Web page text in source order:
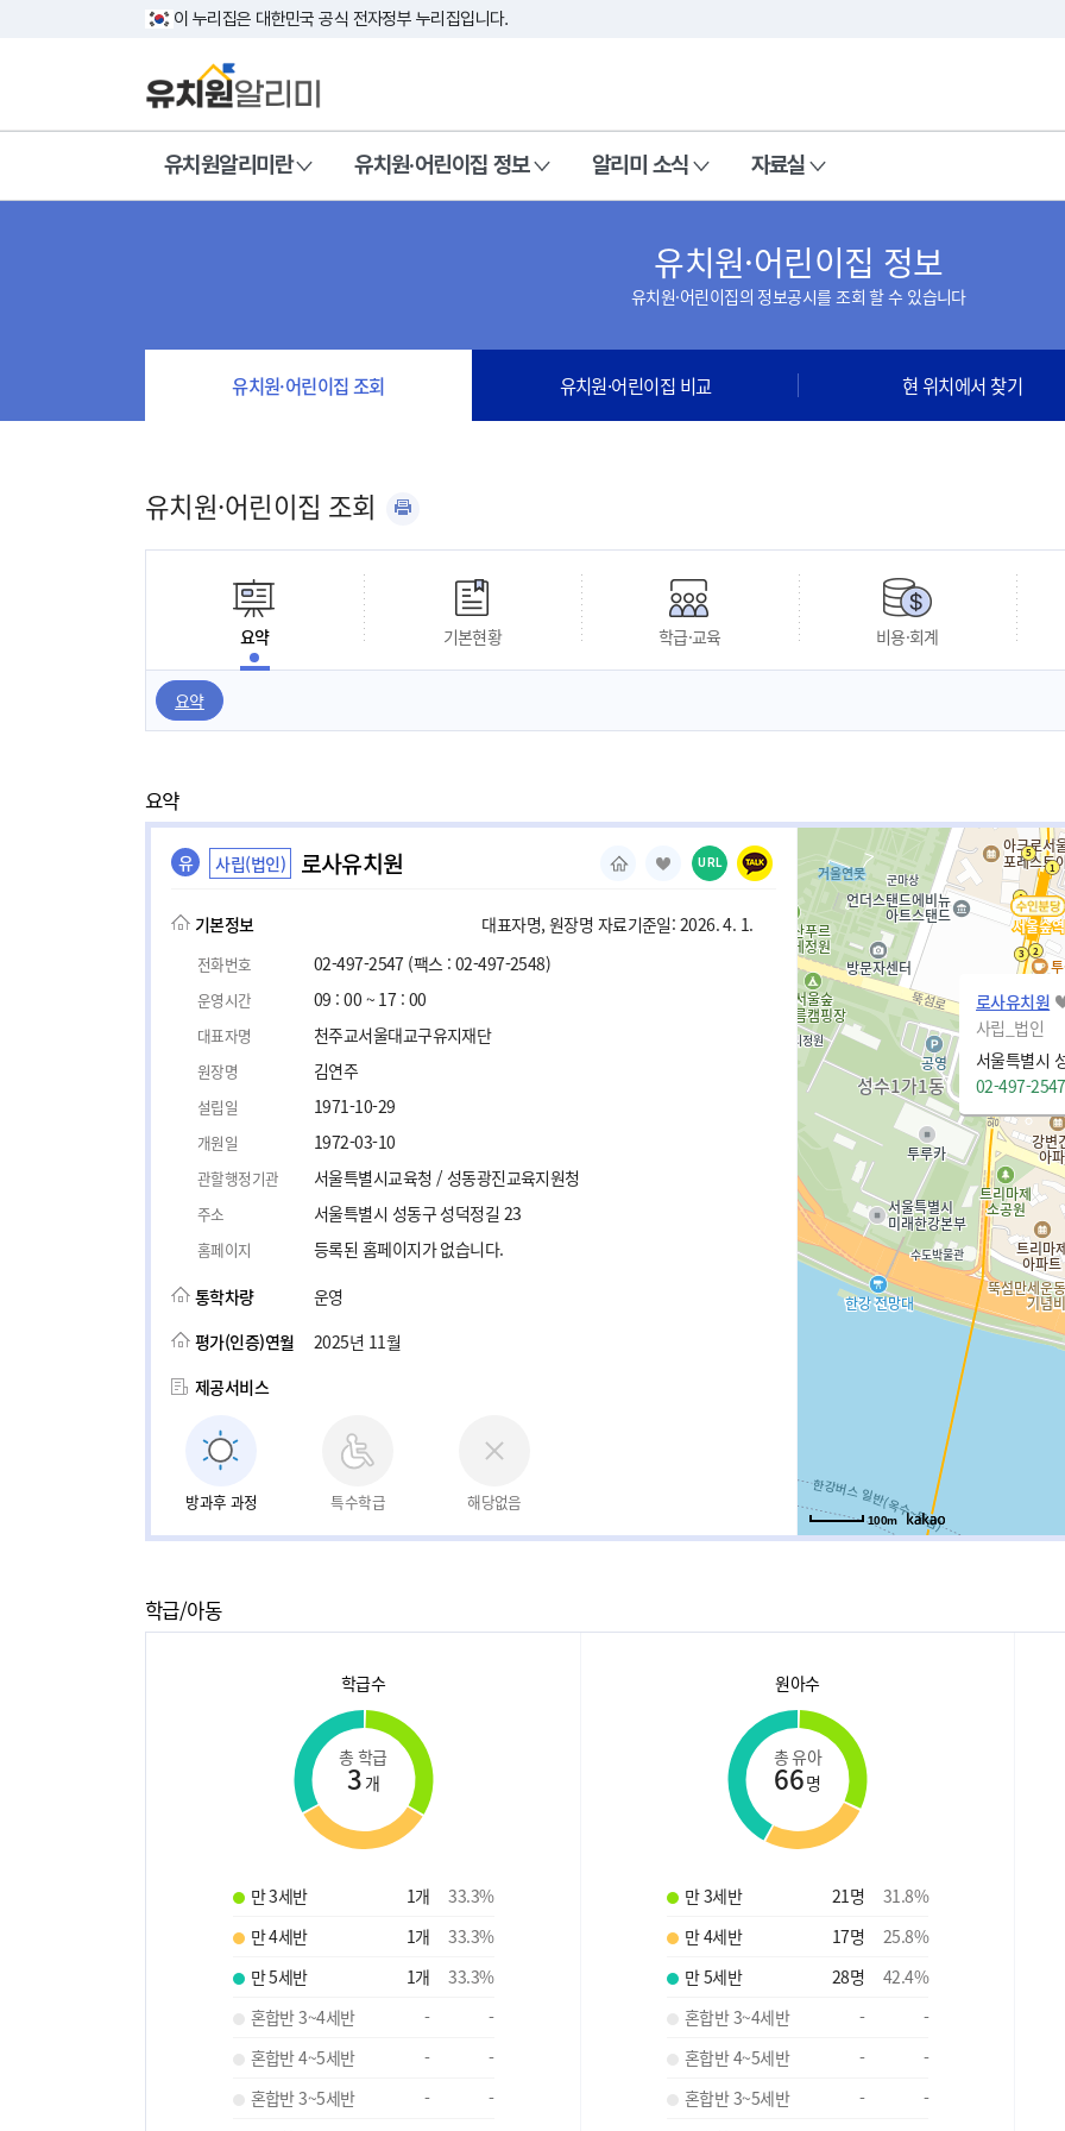
이 누리집은 대한민국 공식 전자정부 누리집입니다.
유치원알리미란 유치원·어린이집 정보 알리미 소식 자료실
유치원·어린이집 정보
유치원·어린이집의 정보공시를 조회 할 수 있습니다
유치원·어린이집 조회 유치원·어린이집 비교 현 위치에서 찾기
유치원·어린이집 조회
요약 기본현황 학급·교육 비용·회계
요약
요약
유 사립(법인) 로사유치원 URL
기본정보 대표자명, 원장명 자료기준일: 2026. 4. 1.
전화번호 02-497-2547 (팩스 : 02-497-2548)
운영시간 09 : 00 ~ 17 : 00
대표자명 천주교서울대교구유지재단
원장명 김연주
설립일 1971-10-29
개원일 1972-03-10
관할행정기관 서울특별시교육청 / 성동광진교육지원청
주소 서울특별시 성동구 성덕정길 23
홈페이지
등록된 홈페이지가 없습니다.
통학차량
운영
평가(인증)연월
2025년 11월
제공서비스
방과후 과정 특수학급 해당없음
로사유치원
사립_법인
서울특별시
02-497-2547
100m
학급/아동
학급수
총 학급
3 개
만 3세반 1개 33.3%
만 4세반
1개 33.3%
만 5세반
1개 33.3%
혼합반 3~4세반
-
-
혼합반 4~5세반
-
-
혼합반 3~5세반
-
-
원아수
총 유아
66명
만 3세반 21 명 31.8%
만 4세반
17명 25.8%
만 5세반
28명 42.4%
혼합반 3~4세반
-
-
혼합반 4~5세반
-
-
혼합반 3~5세반
-
-